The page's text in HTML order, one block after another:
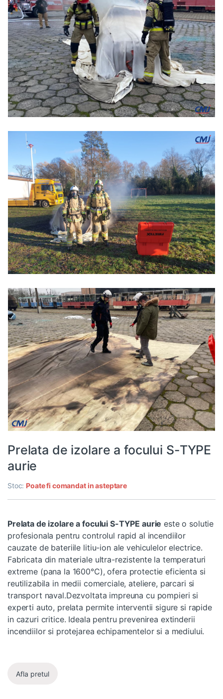
Prelata de izolare a focului S-TYPE
aurie
Stoc: Poate fi comandat in asteptare
Prelata de izolare a focului S-TYPE aurie este o solutie
profesionala pentru controlul rapid al incendiilor
cauzate de bateriile litiu-ion ale vehiculelor electrice.
Fabricata din materiale ultra-rezistente la temperaturi
extreme (pana la 1600°C), ofera protectie eficienta si
reutilizabila in medii comerciale, ateliere, parcari si
transport naval.Dezvoltata impreuna cu pompieri si
experti auto, prelata permite interventii sigure si rapide
in cazuri critice. Ideala pentru prevenirea extinderii
incendiilor si protejarea echipamentelor si a mediului.
Afla pretul